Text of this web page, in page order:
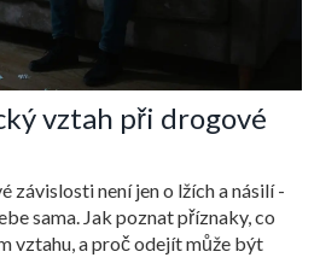
vztah při drogové
závislosti není jen o lžích a násilí -
sama. Jak poznat příznaky, co
vztahu, a proč odejít může být